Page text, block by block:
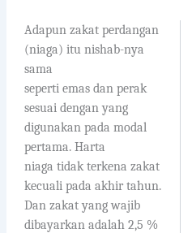
Adapun zakat perdangan
(niaga) itu nishab-nya
sama
seperti emas dan perak
sesuai dengan yang
digunakan pada modal
pertama. Harta
niaga tidak terkena zakat
kecuali pada akhir tahun.
Dan zakat yang wajib
dibayarkan adalah 2,5 %